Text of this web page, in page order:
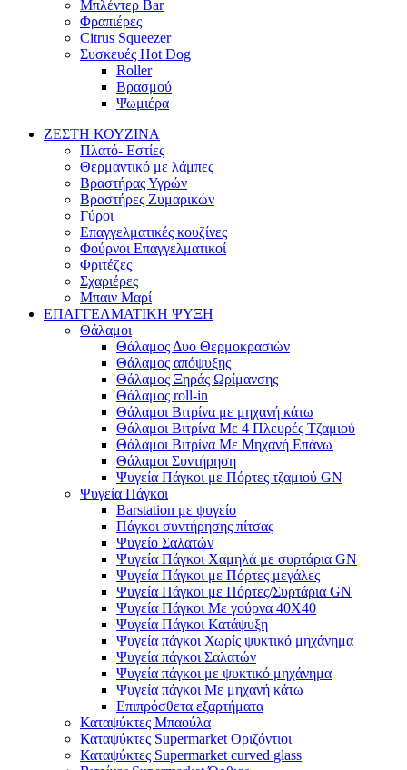
Μπλέντερ Bar
Φραπιέρες
Citrus Squeezer
Συσκευές Hot Dog
Roller
Βρασμού
Ψωμιέρα
ΖΕΣΤΗ ΚΟΥΖΙΝΑ
Πλατό- Εστίες
Θερμαντικό με λάμπες
Βραστήρας Υγρών
Βραστήρες Ζυμαρικών
Γύροι
Επαγγελματικές κουζίνες
Φούρνοι Επαγγελματικοί
Φριτέζες
Σχαριέρες
Μπαιν Μαρί
ΕΠΑΓΓΕΛΜΑΤΙΚΗ ΨΥΞΗ
Θάλαμοι
Θάλαμος Δυο Θερμοκρασιών
Θάλαμος απόψυξης
Θάλαμος Ξηράς Ωρίμανσης
Θάλαμος roll-in
Θάλαμοι Βιτρίνα με μηχανή κάτω
Θάλαμοι Βιτρίνα Με 4 Πλευρές Τζαμιού
Θάλαμοι Βιτρίνα Με Μηχανή Επάνω
Θάλαμοι Συντήρηση
Ψυγεία Πάγκοι με Πόρτες τζαμιού GN
Ψυγεία Πάγκοι
Barstation με ψυγείο
Πάγκοι συντήρησης πίτσας
Ψυγείο Σαλατών
Ψυγεία Πάγκοι Χαμηλά με συρτάρια GN
Ψυγεία Πάγκοι με Πόρτες μεγάλες
Ψυγεία Πάγκοι με Πόρτες/Συρτάρια GN
Ψυγεία Πάγκοι Με γούρνα 40Χ40
Ψυγεία Πάγκοι Κατάψυξη
Ψυγεία πάγκοι Χωρίς ψυκτικό μηχάνημα
Ψυγεία πάγκοι Σαλατών
Ψυγεία πάγκοι με ψυκτικό μηχάνημα
Ψυγεία πάγκοι Με μηχανή κάτω
Επιπρόσθετα εξαρτήματα
Καταψύκτες Μπαούλα
Καταψύκτες Supermarket Οριζόντιοι
Καταψύκτες Supermarket curved glass